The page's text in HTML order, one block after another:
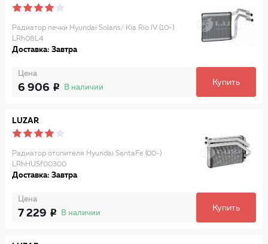
Радиатор печки Hyundai Solaris/ Kia Rio IV (10-)
LRh08L4
Доставка: Завтра
Цена
6 906 В наличии
Купить
LUZAR
Радиатор отопителя Hyundai SantaFe (00-)
LRhHUSf00300
Доставка: Завтра
Цена
7 229 В наличии
Купить